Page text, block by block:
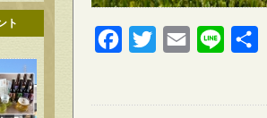
ト
FacebookTwitter Email Line